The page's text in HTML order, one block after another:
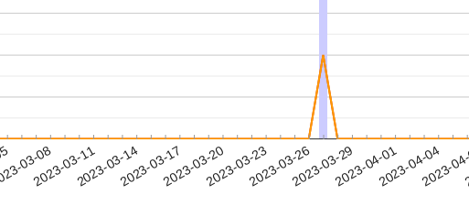
03-08
2023-03-112023-03-142023-03-172023-03-202023-03-232023-03-262023-03-292023-04-012023-04-04
2023-